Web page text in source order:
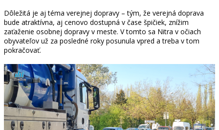
Dôležitá je aj téma verejnej dopravy – tým, že verejná doprava
bude atraktívna, aj cenovo dostupná v čase špičiek, znížim
zaťaženie osobnej dopravy v meste. V tomto sa Nitra v očiach
obyvateľov už za posledné roky posunula vpred a treba v tom
pokračovať.